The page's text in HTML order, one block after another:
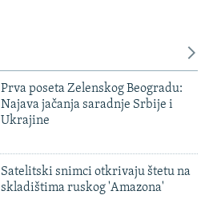
Prva poseta Zelenskog Beogradu:
Najava jačanja saradnje Srbije i
Ukrajine
Satelitski snimci otkrivaju štetu na
skladištima ruskog 'Amazona'